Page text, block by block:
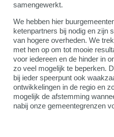
samengewerkt.
We hebben hier
ketenpartners bij nodig en zijn
van hogere overheden. We
met hen op om tot mooie
voor iedereen en de hinder in
zo veel mogelijk te beperken.
bij ieder speerpunt ook
ontwikkelingen in de regio en
mogelijk de afstemming
nabij onze gemeentegrenzen